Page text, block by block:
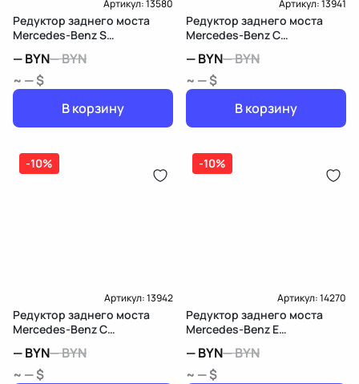
Артикул:13580
Редуктор заднего моста
Mercedes-Benz S
—BYN—BYN
~ — $
В корзину
Артикул:13941
Редуктор заднего моста
Mercedes-Benz C
—BYN—BYN
~ — $
В корзину
-10%
Артикул:13942
Редуктор заднего моста
Mercedes-Benz C
—BYN—BYN
~ — $
-10%
Артикул:14270
Редуктор заднего моста
Mercedes-Benz E
—BYN—BYN
~ — $